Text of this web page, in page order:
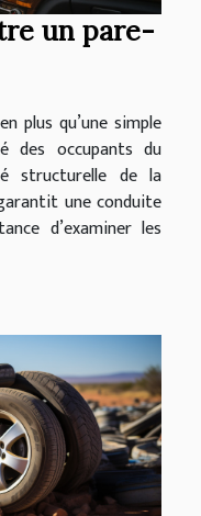
un pare-
plus qu’une simple
des occupants du
structurelle de la
une conduite
d’examiner les